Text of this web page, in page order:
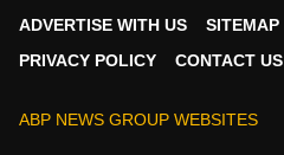
ADVERTISE WITH US
SITEMAP
PRIVACY POLICY
CONTACT US
ABP NEWS GROUP WEBSITES